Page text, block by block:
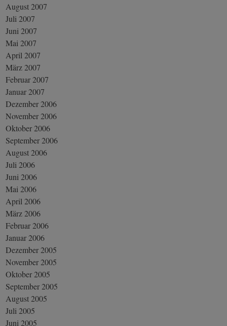
August 2007
Juli 2007
Juni 2007
Mai 2007
April 2007
März 2007
Februar 2007
Januar 2007
Dezember 2006
November 2006
Oktober 2006
September 2006
August 2006
Juli 2006
Juni 2006
Mai 2006
April 2006
März 2006
Februar 2006
Januar 2006
Dezember 2005
November 2005
Oktober 2005
September 2005
August 2005
Juli 2005
Juni 2005